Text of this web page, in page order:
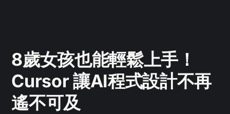
8歲女孩也能輕鬆上手！
Cursor 讓AI程式設計不再
遙不可及